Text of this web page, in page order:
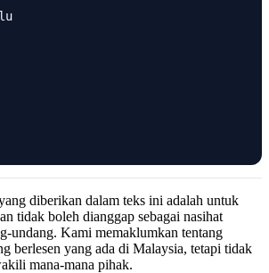
diberikan dalam teks ini adalah untuk
tidak boleh dianggap sebagai nasihat
undang. Kami memaklumkan tentang
berlesen yang ada di Malaysia, tetapi tidak
mana-mana pihak.